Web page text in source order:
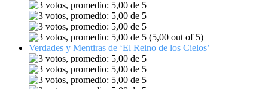
(5,00 out of 5)
Verdades y Mentiras de ‘El Reino de los Cielos’